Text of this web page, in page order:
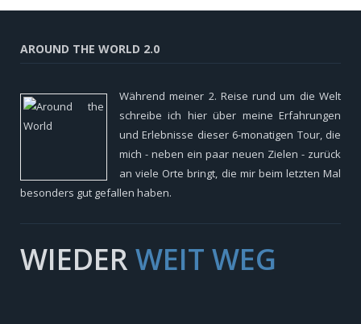
AROUND THE WORLD 2.0
Während meiner 2. Reise rund um die Welt
schreibe ich hier über meine Erfahrungen
und Erlebnisse dieser 6-monatigen Tour, die
mich - neben ein paar neuen Zielen - zurück
an viele Orte bringt, die mir beim letzten Mal
besonders gut gefallen haben.
WIEDER WEIT WEG